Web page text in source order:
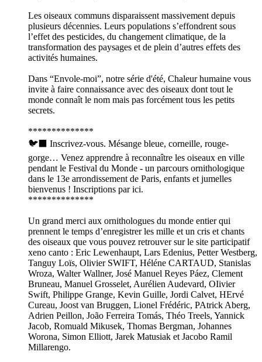
Les oiseaux communs disparaissent massivement depuis
plusieurs décennies. Leurs populations s’effondrent sous
l’effet des pesticides, du changement climatique, de la
transformation des paysages et de plein d’autres effets des
activités humaines.
Dans “Envole-moi”, notre série d'été, Chaleur humaine vous
invite à faire connaissance avec des oiseaux dont tout le
monde connaît le nom mais pas forcément tous les petits
secrets.
**************
🐦‍⬛ Inscrivez-vous. Mésange bleue, corneille, rouge-
gorge… Venez apprendre à reconnaître les oiseaux en ville
pendant le Festival du Monde - un parcours ornithologique
dans le 13e arrondissement de Paris, enfants et jumelles
bienvenus ! Inscriptions par ici.
**************
Un grand merci aux ornithologues du monde entier qui
prennent le temps d’enregistrer les mille et un cris et chants
des oiseaux que vous pouvez retrouver sur le site participatif
xeno canto : Eric Lewenhaupt, Lars Edenius, Petter Westberg,
Tanguy Loïs, Olivier SWIFT, Héléne CARTAUD, Stanislas
Wroza, Walter Wallner, José Manuel Reyes Páez, Clement
Bruneau, Manuel Grosselet, Aurélien Audevard, OIivier
Swift, Philippe Grange, Kevin Guille, Jordi Calvet, HErvé
Cureau, Joost van Bruggen, Lionel Frédéric, PAtrick Aberg,
Adrien Peillon, João Ferreira Tomás, Théo Treels, Yannick
Jacob, Romuald Mikusek, Thomas Bergman, Johannes
Worona, Simon Elliott, Jarek Matusiak et Jacobo Ramil
Millarengo.